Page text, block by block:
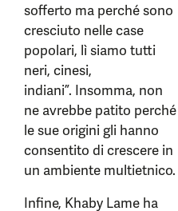
sofferto ma perché sono
cresciuto nelle case
popolari, lì siamo tutti
neri, cinesi,
indiani”. Insomma, non
ne avrebbe patito perché
le sue origini gli hanno
consentito di crescere in
un ambiente multietnico.
Infine, Khaby Lame ha